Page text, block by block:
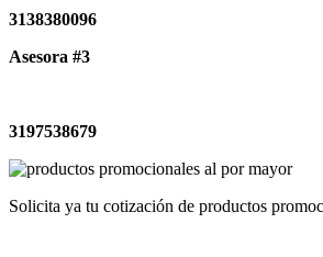
3138380096
Asesora #3
3197538679
Solicita ya tu cotización de productos